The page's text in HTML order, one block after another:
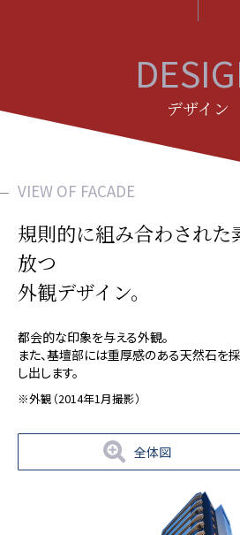
デザイン
VIEW OF FACADE
規則的に組み合わされた
放つ
外観デザイン。
都会的な印象を与える外観。
また、基壇部には重厚感のある天然石を
し出します。
※外観（2014年1月撮影）
全体図